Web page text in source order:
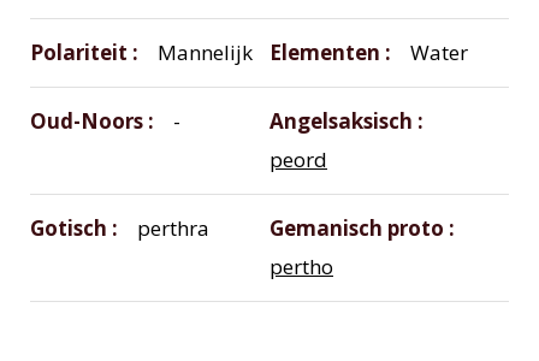
Polariteit Mannelijk Elementen Water
Oud-Noors -
Angelsaksisch
peord
Gotisch perthra
Gemanisch proto
pertho